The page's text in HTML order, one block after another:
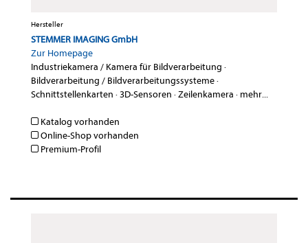
Hersteller
STEMMER IMAGING GmbH
Zur Homepage
Industriekamera / Kamera für Bildverarbeitung ·
Bildverarbeitung / Bildverarbeitungssysteme·
Schnittstellenkarten ·3D-Sensoren ·Zeilenkamera · mehr...
Katalog vorhanden
Online-Shop vorhanden
Premium-Profil